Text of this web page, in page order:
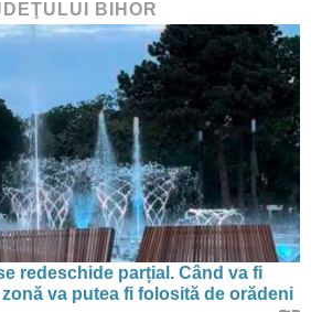
BIHOR
redeschide parțial. Când va fi
va putea fi folosită de orădeni